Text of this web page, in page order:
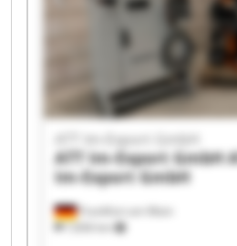
Frankfurt am Main
7,836 km
ATT Im-Export GmbH
ATT Im-Export GmbH
Im-Export GmbH